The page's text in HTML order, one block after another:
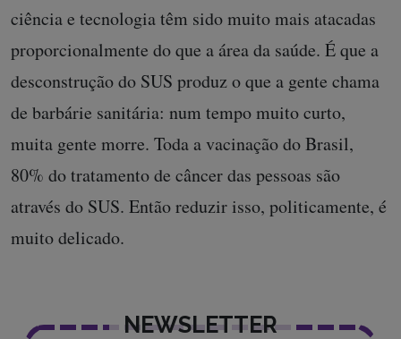
ciência e tecnologia têm sido muito mais atacadas
proporcionalmente do que a área da saúde. É que a
desconstrução do SUS produz o que a gente chama
de barbárie sanitária: num tempo muito curto,
muita gente morre. Toda a vacinação do Brasil,
80% do tratamento de câncer das pessoas são
através do SUS. Então reduzir isso, politicamente, é
muito delicado.
NEWSLETTER